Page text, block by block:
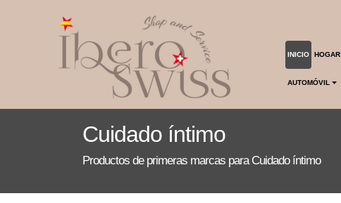
INICIO HOGAR
AUTOMÓVIL
Cuidado íntimo
Productos de primeras marcas para Cuidado íntimo